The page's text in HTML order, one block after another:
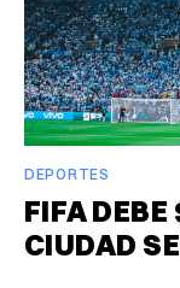
DEPORTES
FIFA
CIUDAD